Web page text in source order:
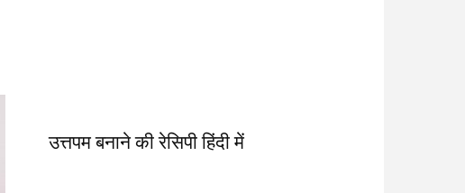
उत्तपम बनाने की रेसिपी हिंदी में